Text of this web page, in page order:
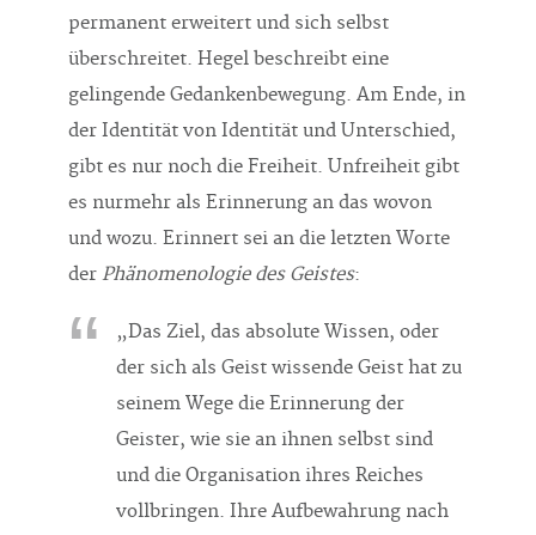
permanent erweitert und sich selbst
überschreitet. Hegel beschreibt eine
gelingende Gedankenbewegung. Am Ende, in
der Identität von Identität und Unterschied,
gibt es nur noch die Freiheit. Unfreiheit gibt
es nurmehr als Erinnerung an das wovon
und wozu. Erinnert sei an die letzten Worte
derPhänomenologie des Geistes:
„Das Ziel, das absolute Wissen, oder
der sich als Geist wissende Geist hat zu
seinem Wege die Erinnerung der
Geister, wie sie an ihnen selbst sind
und die Organisation ihres Reiches
vollbringen. Ihre Aufbewahrung nach